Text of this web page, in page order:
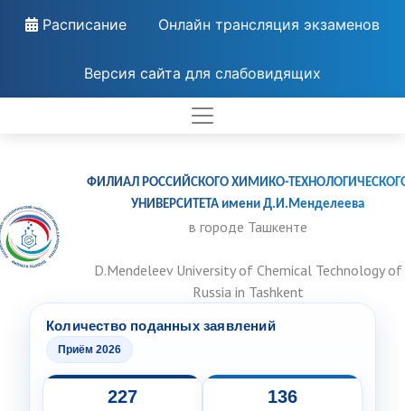
Расписание Онлайн трансляция экзаменов
Версия сайта для слабовидящих
ФИЛИАЛ РОССИЙСКОГО ХИМИКО-
УНИВЕРСИТЕТА имени Д.И.Менделеева
в городе Ташкенте
D.Mendeleev University of Chemical Technology of
Russia in Tashkent
Количество поданных заявлений
Приём 2026
227 136